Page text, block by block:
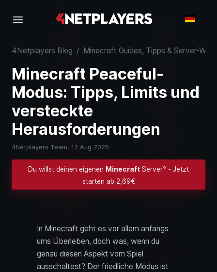
4Netplayers Blog / Minecraft Guides, Tipps & Server-
Minecraft Peaceful-
Modus: Tipps, Limits und
versteckte
Herausforderungen
4Netplayers Team, 12 Aug 2025
Du willst deinen eigenen Minecraft Server? - Jetzt
starten ab 2,69€
In Minecraft geht es vor allem anfangs
ums Überleben, doch was, wenn du
genau diesen Aspekt vom Spiel
ausschaltest? Der friedliche Modus ist